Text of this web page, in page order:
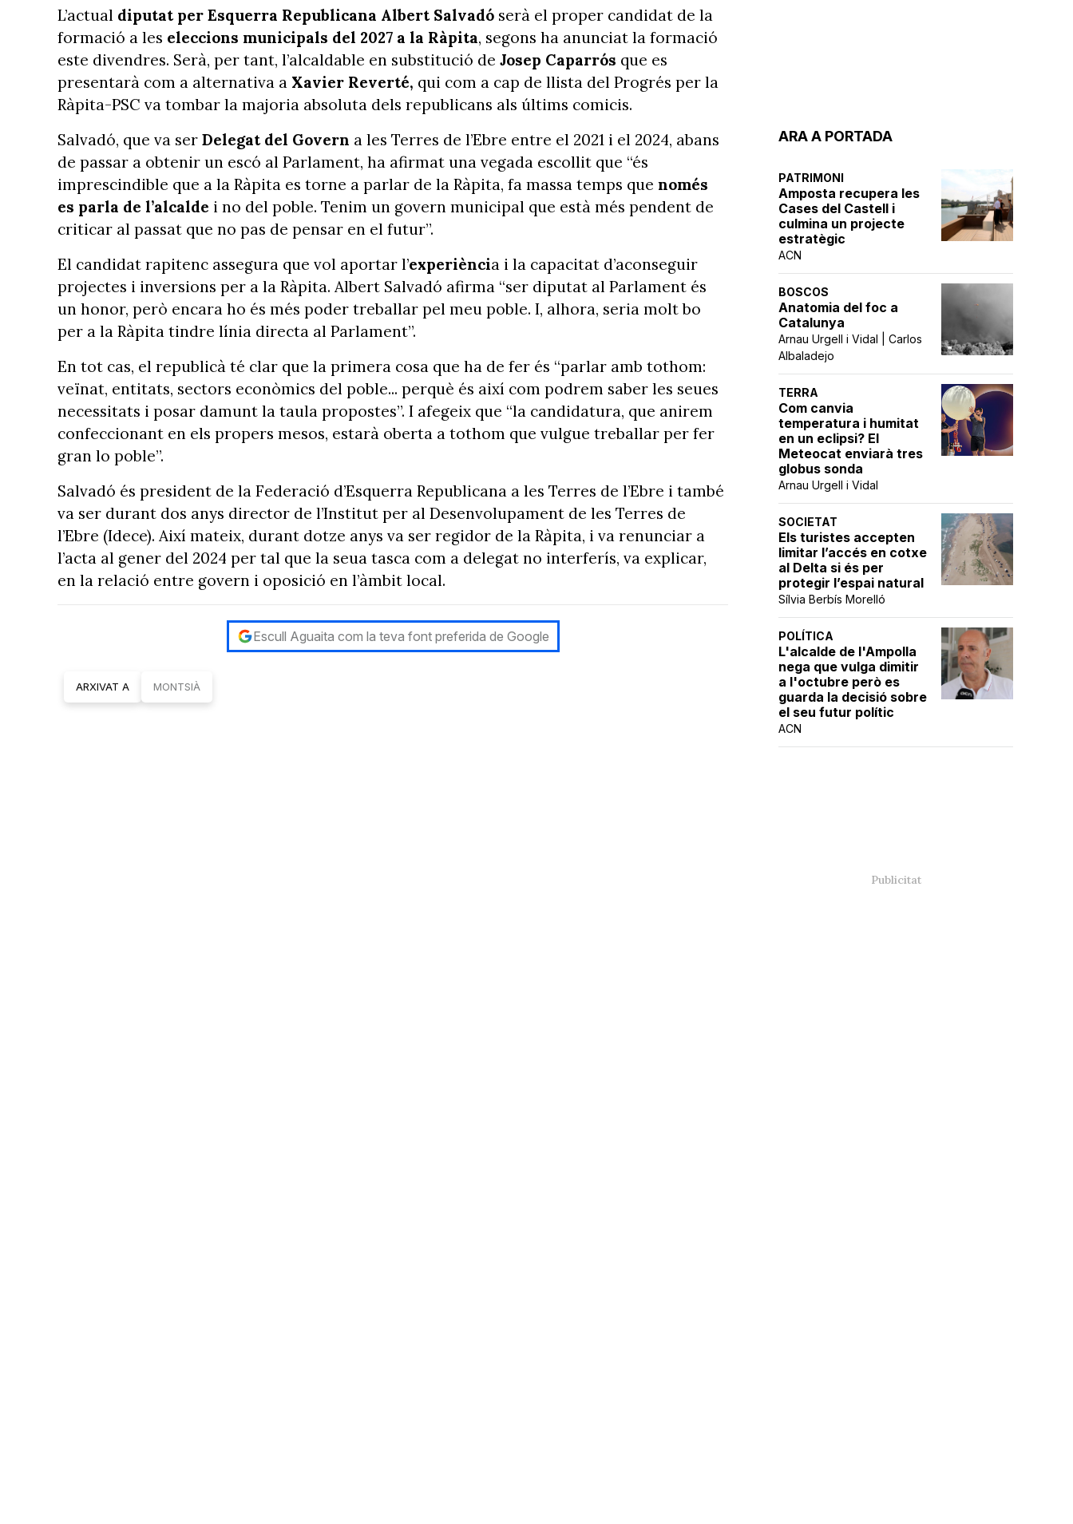
ARA A PORTADA
PATRIMONI
Amposta recupera les
Cases del Castell i
culmina un projecte
estratègic
ACN
BOSCOS
Anatomia del foc a
Catalunya
Arnau Urgell i Vidal | Carlos
Albaladejo
TERRA
Com canvia
temperatura i humitat
en un eclipsi? El
Meteocat enviarà tres
globus sonda
Arnau Urgell i Vidal
SOCIETAT
Els turistes accepten
limitar l’accés en cotxe
al Delta si és per
protegir l’espai natural
Sílvia Berbís Morelló
POLÍTICA
L'alcalde de l'Ampolla
nega que vulga dimitir
a l'octubre però es
guarda la decisió sobre
el seu futur polític
ACN
L’actual diputat per Esquerra Republicana Albert Salvadó serà el proper candidat de la
formació a les eleccions municipals del 2027 a la Ràpita, segons ha anunciat la formació
este divendres. Serà, per tant, l’alcaldable en substitució de Josep Caparrós que es
presentarà com a alternativa a Xavier Reverté, qui com a cap de llista del Progrés per la
Ràpita-PSC va tombar la majoria absoluta dels republicans als últims comicis.
Salvadó, que va ser Delegat del Govern a les Terres de l’Ebre entre el 2021 i el 2024, abans
de passar a obtenir un escó al Parlament, ha afirmat una vegada escollit que “és
imprescindible que a la Ràpita es torne a parlar de la Ràpita, fa massa temps que només
es parla de l’alcalde i no del poble. Tenim un govern municipal que està més pendent de
criticar al passat que no pas de pensar en el futur”.
El candidat rapitenc assegura que vol aportar l’experiència i la capacitat d’aconseguir
projectes i inversions per a la Ràpita. Albert Salvadó afirma “ser diputat al Parlament és
un honor, però encara ho és més poder treballar pel meu poble. I, alhora, seria molt bo
per a la Ràpita tindre línia directa al Parlament”.
En tot cas, el republicà té clar que la primera cosa que ha de fer és “parlar amb tothom:
veïnat, entitats, sectors econòmics del poble... perquè és així com podrem saber les seues
necessitats i posar damunt la taula propostes”. I afegeix que “la candidatura, que anirem
confeccionant en els propers mesos, estarà oberta a tothom que vulgue treballar per fer
gran lo poble”.
Salvadó és president de la Federació d’Esquerra Republicana a les Terres de l’Ebre i també
va ser durant dos anys director de l’Institut per al Desenvolupament de les Terres de
l’Ebre (Idece). Així mateix, durant dotze anys va ser regidor de la Ràpita, i va renunciar a
l’acta al gener del 2024 per tal que la seua tasca com a delegat no interferís, va explicar,
en la relació entre govern i oposició en l’àmbit local.
Escull Aguaita com la teva font preferida de Google
ARXIVAT A MONTSIÀ